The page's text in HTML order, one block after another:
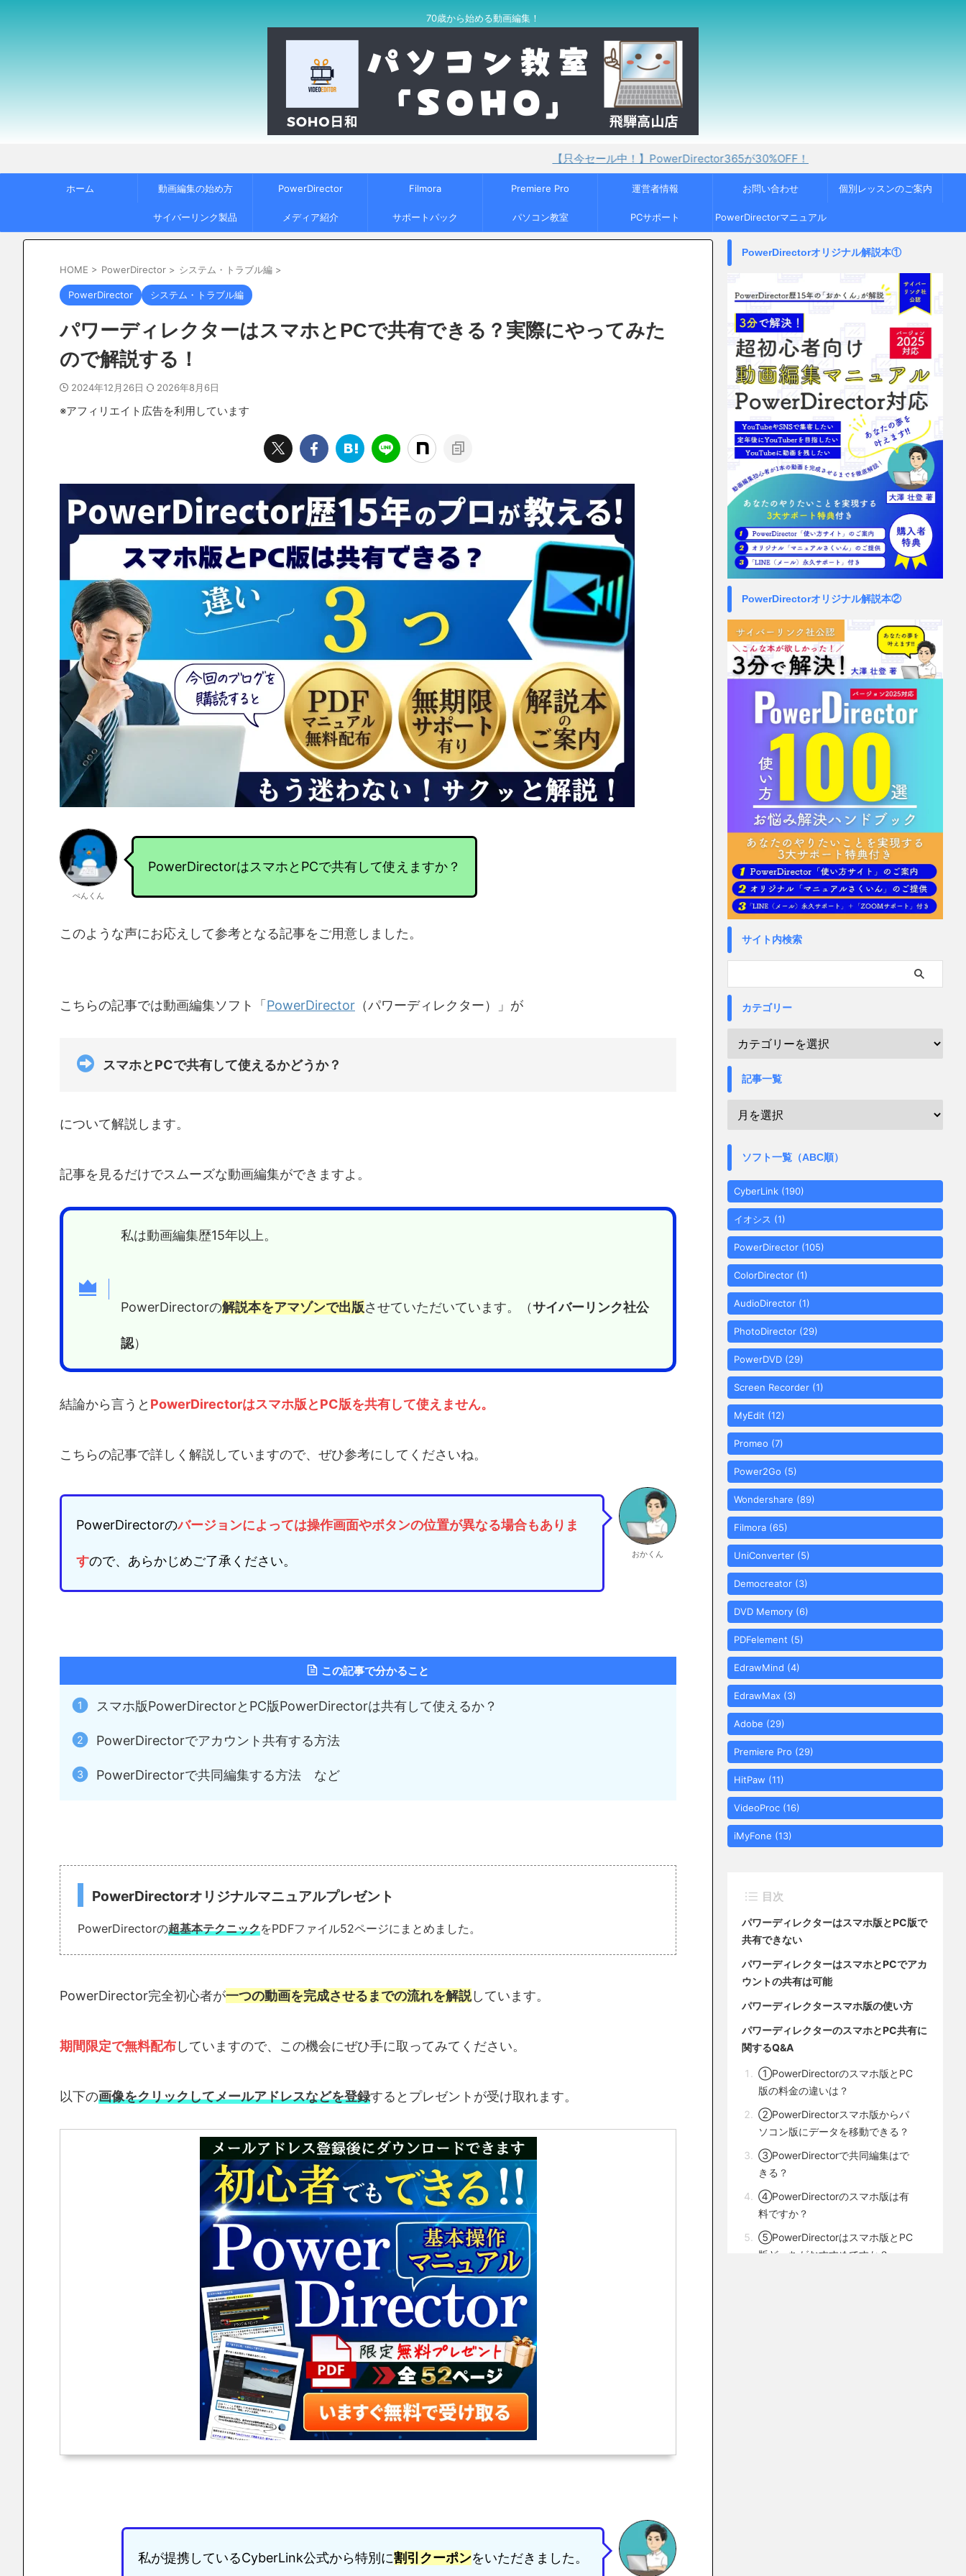
70歳から始める動画編集！
【只今セール中！】PowerDirector365が30%OFF！
ホーム 動画編集の始め方 PowerDirector Filmora Premiere Pro 運営者情報 お問い合わせ 個別レッスンのご案内
サイバーリンク製品 メディア紹介 サポートパック パソコン教室 PCサポート PowerDirectorマニュアル
HOME > PowerDirector > システム・トラブル編 >
PowerDirector システム・トラブル編
パワーディレクターはスマホとPCで共有できる？実際にやってみた
ので解説する！
2024年12月26日 2026年8月6日
※アフィリエイト広告を利用しています
ぺんくん
PowerDirectorはスマホとPCで共有して使えますか？
このような声にお応えして参考となる記事をご用意しました。
こちらの記事では動画編集ソフト「PowerDirector （パワーディレクター）」が
スマホとPCで共有して使えるかどうか？
について解説します。
記事を見るだけでスムーズな動画編集ができますよ。
私は動画編集歴15年以上。
PowerDirectorの解説本をアマゾンで出版させていただいています。（サイバーリンク社公
認）
結論から言うと PowerDirectorはスマホ版とPC版を共有して使えません。
こちらの記事で詳しく解説していますので、ぜひ参考にしてくださいね。
PowerDirectorのバージョンによっては操作画面やボタンの位置が異なる場合もありま
すので、あらかじめご了承ください。 おかくん
この記事で分かること
スマホ版PowerDirectorとPC版PowerDirectorは共有して使えるか？
PowerDirectorでアカウント共有する方法
PowerDirectorで共同編集する方法 など
PowerDirectorオリジナルマニュアルプレゼント
PowerDirectorの超基本テクニックをPDFファイル52ページにまとめました。
PowerDirector完全初心者が一つの動画を完成させるまでの流れを解説しています。
期間限定で無料配布していますので、この機会にぜひ手に取ってみてください。
以下の画像をクリックしてメールアドレスなどを登録するとプレゼントが受け取れます。
私が提携しているCyberLink公式から特別に割引クーポンをいただきました。
PowerDirectorオリジナル解説本①
PowerDirectorオリジナル解説本②
サイト内検索
カテゴリー
記事一覧
ソフト一覧（ABC順）
CyberLink (190)
イオシス (1)
PowerDirector (105)
ColorDirector (1)
AudioDirector (1)
PhotoDirector (29)
PowerDVD (29)
Screen Recorder (1)
MyEdit (12)
Promeo (7)
Power2Go (5)
Wondershare (89)
Filmora (65)
UniConverter (5)
Democreator (3)
DVD Memory (6)
PDFelement (5)
EdrawMind (4)
EdrawMax (3)
Adobe (29)
Premiere Pro (29)
HitPaw (11)
VideoProc (16)
iMyFone (13)
目次
パワーディレクターはスマホ版とPC版で
共有できない
パワーディレクターはスマホとPCでアカ
ウントの共有は可能
パワーディレクタースマホ版の使い方
パワーディレクターのスマホとPC共有に
関するQ&A
①PowerDirectorのスマホ版とPC
版の料金の違いは？
②PowerDirectorスマホ版からパ
ソコン版にデータを移動できる？
③PowerDirectorで共同編集はで
きる？
④PowerDirectorのスマホ版は有
料ですか？
⑤PowerDirectorはスマホ版とPC
版どっちがおすすめですか？